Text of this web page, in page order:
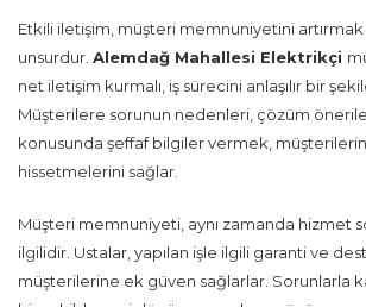
Etkili iletişim, müşteri memnuniyetini
unsurdur. Alemdağ Mahallesi Elektrikçi
net iletişim kurmalı, iş sürecini anlaşılır bir
Müşterilere sorunun nedenleri, çözüm
konusunda şeffaf bilgiler vermek,
hissetmelerini sağlar.
Müşteri memnuniyeti, aynı zamanda hizmet
ilgilidir. Ustalar, yapılan işle ilgili garanti ve
müşterilerine ek güven sağlarlar. Sorunlarla